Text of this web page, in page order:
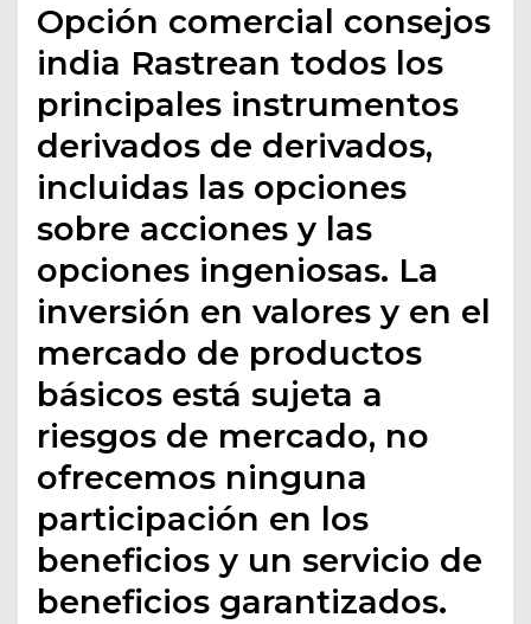
Opción comercial consejos
india Rastrean todos los
principales instrumentos
derivados de derivados,
incluidas las opciones
sobre acciones y las
opciones ingeniosas. La
inversión en valores y en el
mercado de productos
básicos está sujeta a
riesgos de mercado, no
ofrecemos ninguna
participación en los
beneficios y un servicio de
beneficios garantizados.